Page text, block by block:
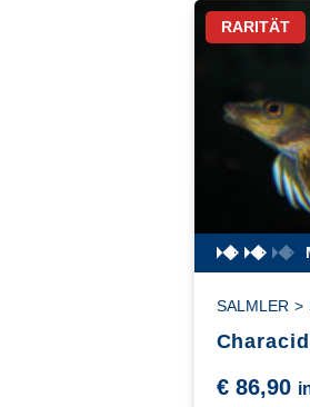
RARITÄT
SALMLER >
€86,90